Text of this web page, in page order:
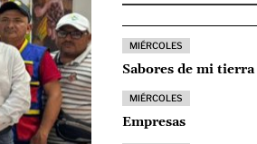
MIÉRCOLES
Sabores de mi tierra
MIÉRCOLES
Empresas